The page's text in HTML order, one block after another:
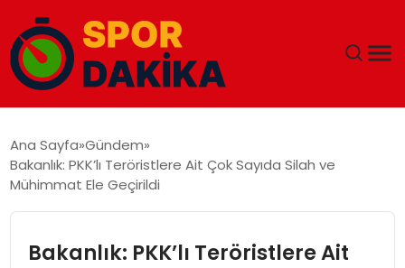
GÜNDEM
Ana Sayfa Gündem
Bakanlık: PKK’lı Teröristlere Ait Çok Sayıda Silah ve
Mühimmat Ele Geçirildi
Bakanlık: PKK’lı Teröristlere Ait